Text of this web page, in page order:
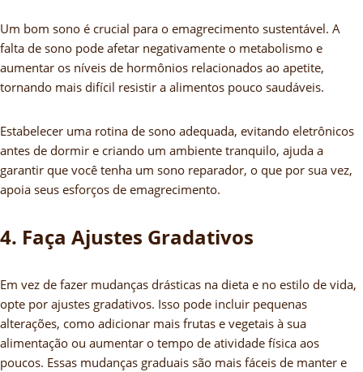
Um bom sono é crucial para o emagrecimento sustentável. A
falta de sono pode afetar negativamente o metabolismo e
aumentar os níveis de hormônios relacionados ao apetite,
tornando mais difícil resistir a alimentos pouco saudáveis.
Estabelecer uma rotina de sono adequada, evitando eletrônicos
antes de dormir e criando um ambiente tranquilo, ajuda a
garantir que você tenha um sono reparador, o que por sua vez,
apoia seus esforços de emagrecimento.
4. Faça Ajustes Gradativos
Em vez de fazer mudanças drásticas na dieta e no estilo de vida,
opte por ajustes gradativos. Isso pode incluir pequenas
alterações, como adicionar mais frutas e vegetais à sua
alimentação ou aumentar o tempo de atividade física aos
poucos. Essas mudanças graduais são mais fáceis de manter e